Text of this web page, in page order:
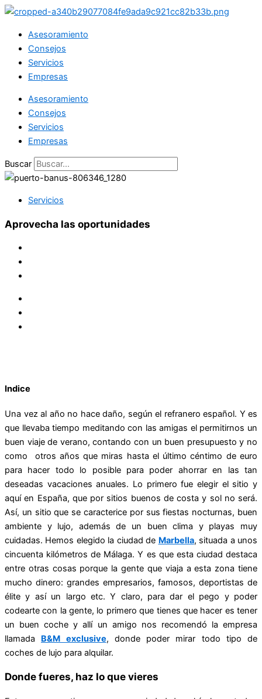
Ir
contenidoAsesoramiento
Consejos
Servicios
Empresas
Asesoramiento
Consejos
Servicios
Empresas
Buscar
Servicios
Aprovecha las oportunidades
Indice
Una vez al año no hace daño, según el refranero español. Y es
que llevaba tiempo meditando con las amigas el permitirnos un
buen viaje de verano, contando con un buen presupuesto y no
como otros años que miras hasta el último céntimo de euro
para hacer todo lo posible para poder ahorrar en las tan
deseadas vacaciones anuales. Lo primero fue elegir el sitio y
aquí en España, que por sitios buenos de costa y sol no será.
Así, un sitio que se caracterice por sus fiestas nocturnas, buen
ambiente y lujo, además de un buen clima y playas muy
cuidadas. Hemos elegido la ciudad de Marbella, situada a unos
cincuenta kilómetros de Málaga. Y es que esta ciudad destaca
entre otras cosas porque la gente que viaja a esta zona tiene
mucho dinero: grandes empresarios, famosos, deportistas de
élite y así un largo etc. Y claro, para dar el pego y poder
codearte con la gente, lo primero que tienes que hacer es tener
un buen coche y allí un amigo nos recomendó la empresa
llamada B&M exclusive, donde poder mirar todo tipo de
coches de lujo para alquilar.
Donde fueres, haz lo que vieres